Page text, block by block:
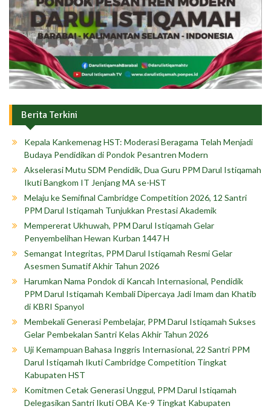
Berita Terkini
Kepala Kankemenag HST: Moderasi Beragama Telah Menjadi
Budaya Pendidikan di Pondok Pesantren Modern
Akselerasi Mutu SDM Pendidik, Dua Guru PPM Darul Istiqamah
Ikuti Bangkom IT Jenjang MA se-HST
Melaju ke Semifinal Cambridge Competition 2026, 12 Santri
PPM Darul Istiqamah Tunjukkan Prestasi Akademik
Mempererat Ukhuwah, PPM Darul Istiqamah Gelar
Penyembelihan Hewan Kurban 1447 H
Semangat Integritas, PPM Darul Istiqamah Resmi Gelar
Asesmen Sumatif Akhir Tahun 2026
Harumkan Nama Pondok di Kancah Internasional, Pendidik
PPM Darul Istiqamah Kembali Dipercaya Jadi Imam dan Khatib
di KBRI Spanyol
Membekali Generasi Pembelajar, PPM Darul Istiqamah Sukses
Gelar Pembekalan Santri Kelas Akhir Tahun 2026
Uji Kemampuan Bahasa Inggris Internasional, 22 Santri PPM
Darul Istiqamah Ikuti Cambridge Competition Tingkat
Kabupaten HST
Komitmen Cetak Generasi Unggul, PPM Darul Istiqamah
Delegasikan Santri Ikuti OBA Ke-9 Tingkat Kabupaten